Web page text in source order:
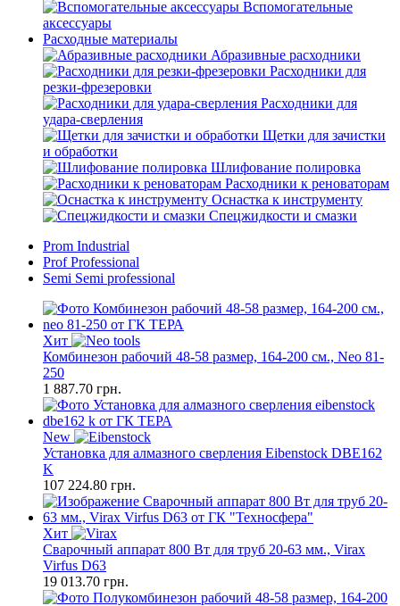
Вспомогательные
аксессуары
Расходные материалы
Абразивные расходники
Расходники для
резки-фрезеровки
Расходники для
удара-сверления
Щетки для зачистки
и обработки
Шлифование полировка
Расходники к реноваторам
Оснастка к инструменту
Спецжидкости и смазки
Prom Industrial
Prof Professional
Semi Semi professional
Хит
Комбинезон рабочий 48-58 размер, 164-200 см., Neo 81-
250
1 887.70 грн.
New
Установка для алмазного сверления Eibenstock DBE162
K
107 224.80 грн.
Хит
Сварочный аппарат 800 Вт для труб 20-63 мм., Virax
Virfus D63
19 013.70 грн.